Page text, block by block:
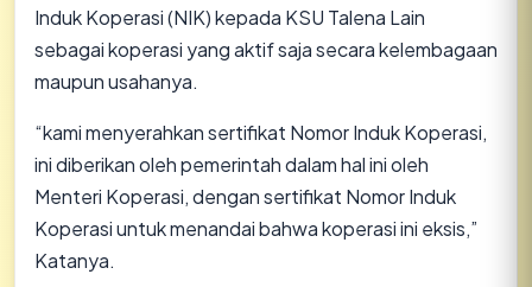
Induk Koperasi (NIK) kepada KSU Talena Lain
sebagai koperasi yang aktif saja secara kelembagaan
maupun usahanya.
“kami menyerahkan sertifikat Nomor Induk Koperasi,
ini diberikan oleh pemerintah dalam hal ini oleh
Menteri Koperasi, dengan sertifikat Nomor Induk
Koperasi untuk menandai bahwa koperasi ini eksis,”
Katanya.